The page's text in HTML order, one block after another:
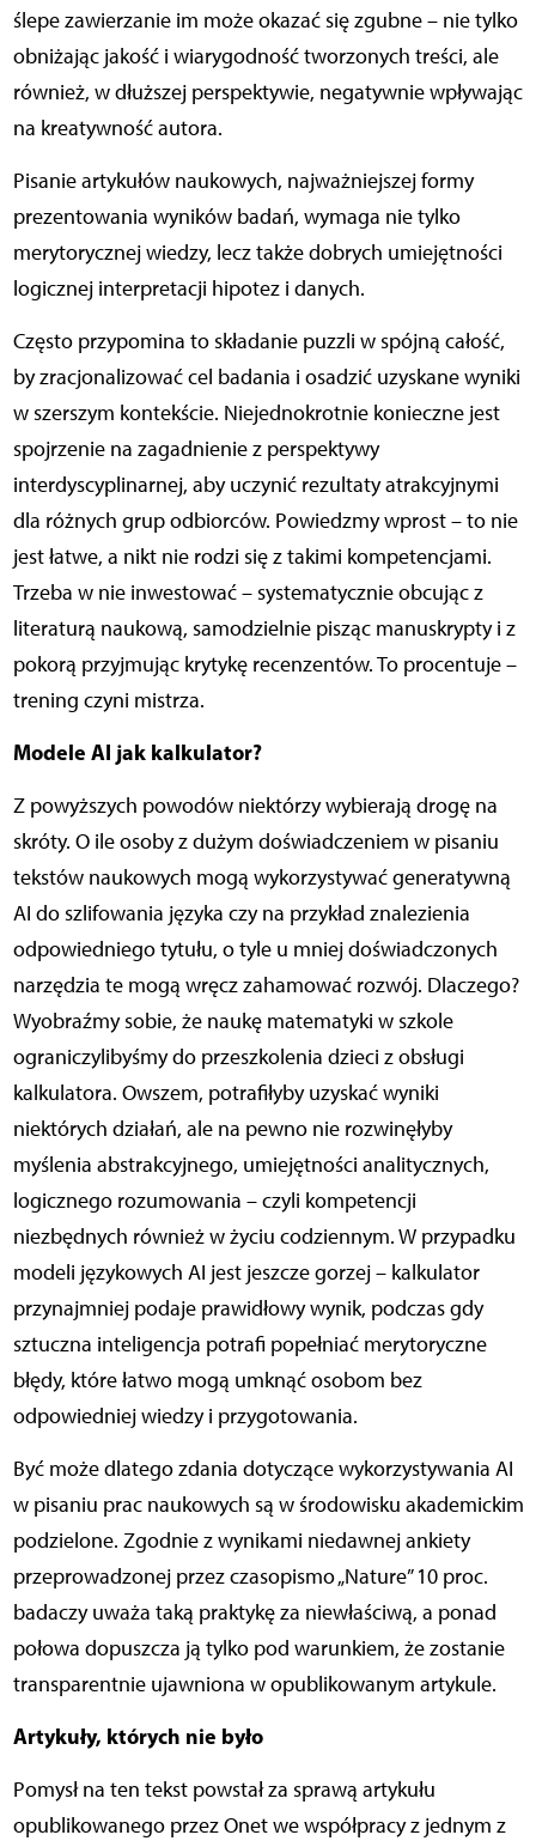
ślepe zawierzanie im może okazać się zgubne – nie tylko
obniżając jakość i wiarygodność tworzonych treści, ale
również, w dłuższej perspektywie, negatywnie wpływając
na kreatywność autora.
Pisanie artykułów naukowych, najważniejszej formy
prezentowania wyników badań, wymaga nie tylko
merytorycznej wiedzy, lecz także dobrych umiejętności
logicznej interpretacji hipotez i danych.
Często przypomina to składanie puzzli w spójną całość,
by zracjonalizować cel badania i osadzić uzyskane wyniki
w szerszym kontekście. Niejednokrotnie konieczne jest
spojrzenie na zagadnienie z perspektywy
interdyscyplinarnej, aby uczynić rezultaty atrakcyjnymi
dla różnych grup odbiorców. Powiedzmy wprost – to nie
jest łatwe, a nikt nie rodzi się z takimi kompetencjami.
Trzeba w nie inwestować – systematycznie obcując z
literaturą naukową, samodzielnie pisząc manuskrypty i z
pokorą przyjmując krytykę recenzentów. To procentuje –
trening czyni mistrza.
Modele AI jak kalkulator?
Z powyższych powodów niektórzy wybierają drogę na
skróty. O ile osoby z dużym doświadczeniem w pisaniu
tekstów naukowych mogą wykorzystywać generatywną
AI do szlifowania języka czy na przykład znalezienia
odpowiedniego tytułu, o tyle u mniej doświadczonych
narzędzia te mogą wręcz zahamować rozwój. Dlaczego?
Wyobraźmy sobie, że naukę matematyki w szkole
ograniczylibyśmy do przeszkolenia dzieci z obsługi
kalkulatora. Owszem, potrafiłyby uzyskać wyniki
niektórych działań, ale na pewno nie rozwinęłyby
myślenia abstrakcyjnego, umiejętności analitycznych,
logicznego rozumowania – czyli kompetencji
niezbędnych również w życiu codziennym. W przypadku
modeli językowych AI jest jeszcze gorzej – kalkulator
przynajmniej podaje prawidłowy wynik, podczas gdy
sztuczna inteligencja potrafi popełniać merytoryczne
błędy, które łatwo mogą umknąć osobom bez
odpowiedniej wiedzy i przygotowania.
Być może dlatego zdania dotyczące wykorzystywania AI
w pisaniu prac naukowych są w środowisku akademickim
podzielone. Zgodnie z wynikami niedawnej ankiety
przeprowadzonej przez czasopismo „Nature” 10 proc.
badaczy uważa taką praktykę za niewłaściwą, a ponad
połowa dopuszcza ją tylko pod warunkiem, że zostanie
transparentnie ujawniona w opublikowanym artykule.
Artykuły, których nie było
Pomysł na ten tekst powstał za sprawą artykułu
opublikowanego przez Onet we współpracy z jednym z